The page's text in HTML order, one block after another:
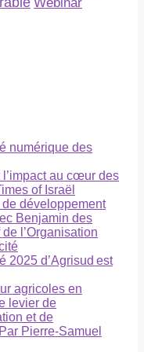
numérique des
l’impact au cœur des
of Israël
développement
Benjamin des
l’Organisation
2025 d’Agrisud est
agricoles en
levier de
et de
Pierre-Samuel